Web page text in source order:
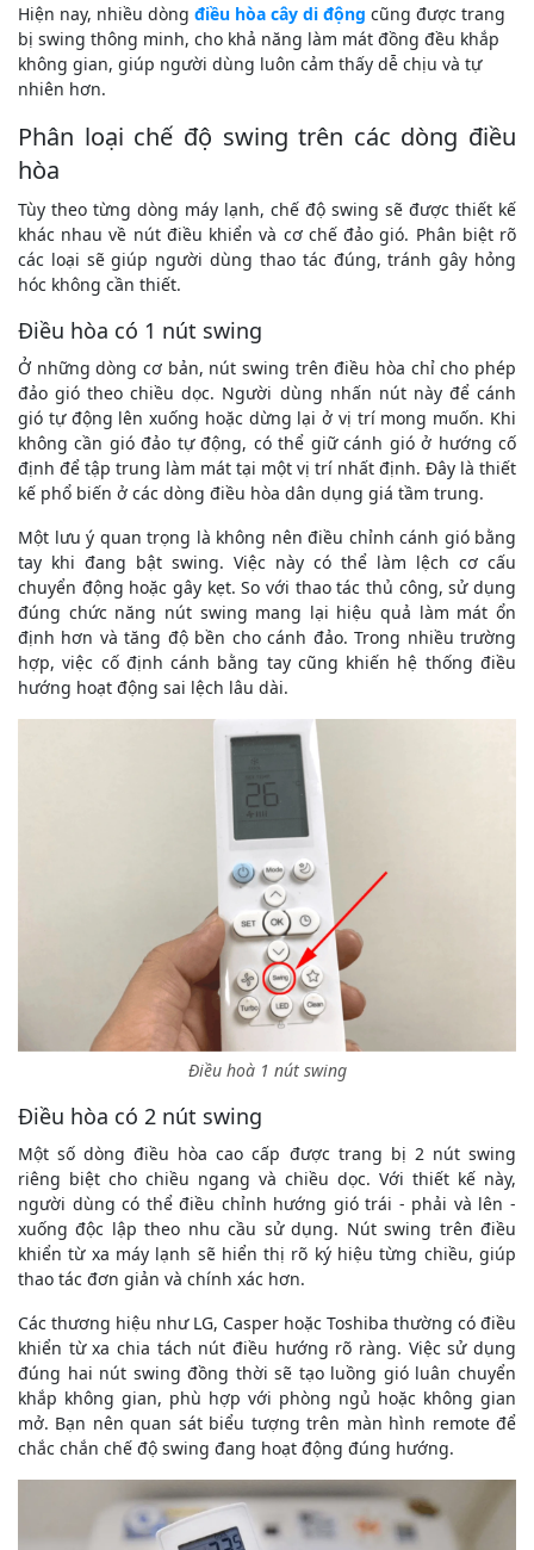
Hiện nay, nhiều dòng điều hòa cây di động cũng được trang
bị swing thông minh, cho khả năng làm mát đồng đều khắp
không gian, giúp người dùng luôn cảm thấy dễ chịu và tự
nhiên hơn.
Phân loại chế độ swing trên các dòng điều
hòa
Tùy theo từng dòng máy lạnh, chế độ swing sẽ được thiết kế
khác nhau về nút điều khiển và cơ chế đảo gió. Phân biệt rõ
các loại sẽ giúp người dùng thao tác đúng, tránh gây hỏng
hóc không cần thiết.
Điều hòa có 1 nút swing
Ở những dòng cơ bản, nút swing trên điều hòa chỉ cho phép
đảo gió theo chiều dọc. Người dùng nhấn nút này để cánh
gió tự động lên xuống hoặc dừng lại ở vị trí mong muốn. Khi
không cần gió đảo tự động, có thể giữ cánh gió ở hướng cố
định để tập trung làm mát tại một vị trí nhất định. Đây là thiết
kế phổ biến ở các dòng điều hòa dân dụng giá tầm trung.
Một lưu ý quan trọng là không nên điều chỉnh cánh gió bằng
tay khi đang bật swing. Việc này có thể làm lệch cơ cấu
chuyển động hoặc gây kẹt. So với thao tác thủ công, sử dụng
đúng chức năng nút swing mang lại hiệu quả làm mát ổn
định hơn và tăng độ bền cho cánh đảo. Trong nhiều trường
hợp, việc cố định cánh bằng tay cũng khiến hệ thống điều
hướng hoạt động sai lệch lâu dài.
Điều hoà 1 nút swing
Điều hòa có 2 nút swing
Một số dòng điều hòa cao cấp được trang bị 2 nút swing
riêng biệt cho chiều ngang và chiều dọc. Với thiết kế này,
người dùng có thể điều chỉnh hướng gió trái - phải và lên -
xuống độc lập theo nhu cầu sử dụng. Nút swing trên điều
khiển từ xa máy lạnh sẽ hiển thị rõ ký hiệu từng chiều, giúp
thao tác đơn giản và chính xác hơn.
Các thương hiệu như LG, Casper hoặc Toshiba thường có điều
khiển từ xa chia tách nút điều hướng rõ ràng. Việc sử dụng
đúng hai nút swing đồng thời sẽ tạo luồng gió luân chuyển
khắp không gian, phù hợp với phòng ngủ hoặc không gian
mở. Bạn nên quan sát biểu tượng trên màn hình remote để
chắc chắn chế độ swing đang hoạt động đúng hướng.